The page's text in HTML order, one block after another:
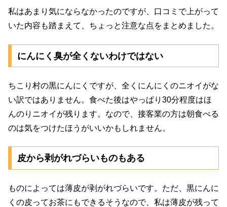
私はあまり気にならなかったのですが、口コミで上がって
いた内容も踏まえて、ちょっと注意な点をまとめました。
にんにく臭が全くないわけではない
ちこり村の黒にんにくですが、全くにんにくのニオイがな
い訳ではありません。食べた後はやっぱり30分程度はほ
んのりニオイが残ります。なので、接客業の方は朝食べる
のは気をつけたほうがいいかもしれません。
皮から剥がれづらいものもある
ものによっては薄皮が剥がれづらいです。ただ、黒にんに
くの皮ってお茶にもできるそうなので、私は薄皮が残って